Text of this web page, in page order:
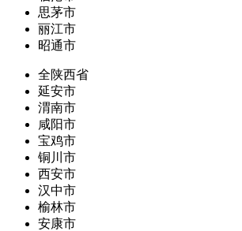
思茅市
丽江市
昭通市
全陕西省
延安市
渭南市
咸阳市
宝鸡市
铜川市
西安市
汉中市
榆林市
安康市